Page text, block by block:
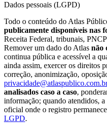
Dados pessoais (LGPD)
Todo o conteúdo do Atlas
publicamente disponíveis nas
Receita Federal, tribunais,
Remover um dado do Atlas não
continua pública e acessível a
ainda assim, exercer os direitos
correção, anonimização,
privacidade@atlaspublico.com.br
analisados caso a caso,
informação; quando atendidos,
oficial onde o registro
LGPD.